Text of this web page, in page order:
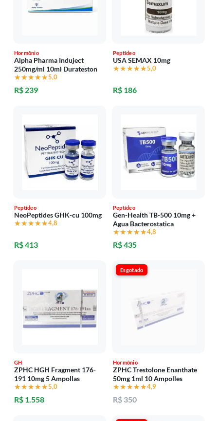
Hormônio
Alpha Pharma Induject
250mg/ml 10ml Durateston
★★★★★
★★★★★5,0
R$ 239
Peptídeo
USA SEMAX 10mg
★★★★★
★★★★★5,0
R$ 186
Peptídeo
NeoPeptides GHK-cu 100mg
★★★★★
★★★★★4,8
R$ 413
Peptídeo
Gen-Health TB-500 10mg +
Agua Bacterostatica
★★★★★
★★★★★4,8
R$ 435
GH
ZPHC HGH Fragment 176-
191 10mg 5 Ampollas
★★★★★
★★★★★5,0
R$ 1.558
Esgotado
Hormônio
ZPHC Trestolone Enanthate
50mg 1ml 10 Ampolles
★★★★★
★★★★★4,9
R$ 350